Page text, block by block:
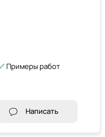
Примеры работ
Написать